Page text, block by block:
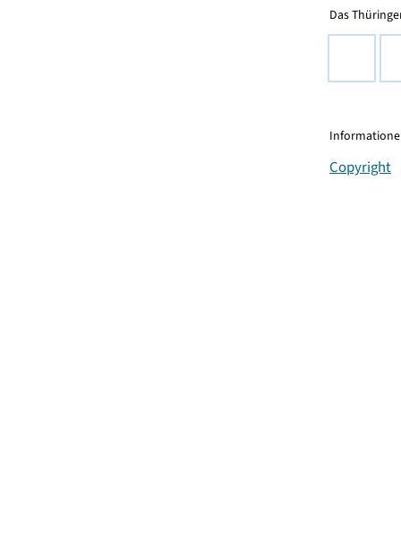
Das
Copyright